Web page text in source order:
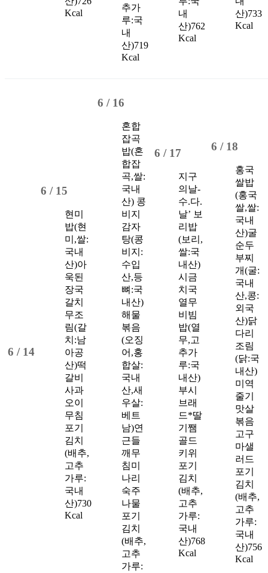
Kcal
추가
루:국
내
산)719
Kcal
내
산)762
Kcal
산)733
Kcal
6 / 14
6 / 15
현미
밥(현
미,쌀:
국내
산)아
욱된
장국
갈치
무조
림(갈
치:남
아공
산)떡
갈비
사과
오이
무침
포기
김치
(배추,
고추
가루:
국내
산)730
Kcal
6 / 16
혼합
잡곡
밥(혼
합잡
곡,쌀:
국내
산) 콩
비지
감자
탕(콩
비지:
수입
산,등
뼈:국
내산)
해물
볶음
(오징
어,홍
합살:
국내
산,새
우살:
베트
남)연
근들
깨무
침미
나리
숙주
나물
포기
김치
(배추,
고추
가루:
6 / 17
지구
의날-
수.다.
날’ 보
리밥
(보리,
쌀:국
내산)
시금
치국
열무
비빔
밥(열
무,고
추가
루:국
내산)
부시
브래
드*딸
기쨈
골드
키위
포기
김치
(배추,
고추
가루:
국내
산)768
Kcal
6 / 18
홍국
쌀밥
(홍국
쌀,쌀:
국내
산)굴
순두
부찌
개(굴:
국내
산,콩:
외국
산)닭
다리
조림
(닭:국
내산)
미역
줄기
맛살
볶음
고구
마샐
러드
포기
김치
(배추,
고추
가루:
국내
산)756
Kcal